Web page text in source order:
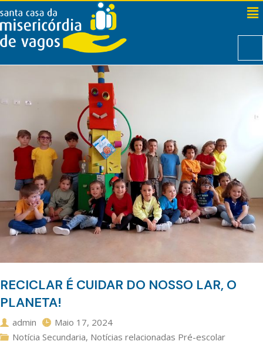
RECICLAR É CUIDAR DO NOSSO LAR, O
PLANETA!
admin
Maio 17, 2024
Notícia Secundaria, Notícias relacionadas Pré-escolar